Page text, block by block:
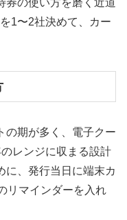
券の使い方を磨く近道
1〜2社決めて、カー
の期が多く、電子クー
レンジに収まる設計
に、発行当日に端末カ
リマインダーを入れ